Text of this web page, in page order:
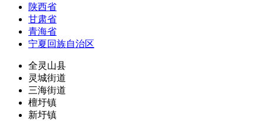
陕西省
甘肃省
青海省
宁夏回族自治区
全灵山县
灵城街道
三海街道
檀圩镇
新圩镇